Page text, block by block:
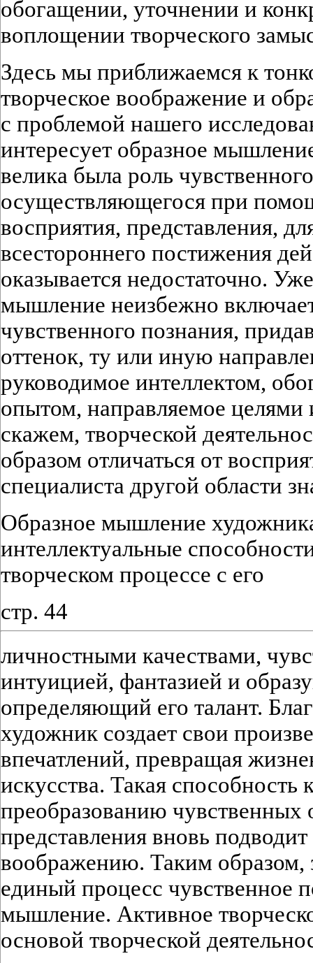
обогащении, уточнении и
воплощении творческого
Здесь мы приближаемся к
творческое воображение и
с проблемой нашего
интересует образное
велика была роль
осуществляющегося при
восприятия, представления,
всестороннего постижения
оказывается недостаточно.
мышление неизбежно
чувственного познания,
оттенок, ту или иную
руководимое интеллектом,
опытом, направляемое целями
скажем, творческой
образом отличаться от
специалиста другой области
Образное мышление
интеллектуальные
творческом процессе с его
стр. 44
личностными качествами,
интуицией, фантазией и
определяющий его талант.
художник создает свои
впечатлений, превращая
искусства. Такая
преобразованию чувственных
представления вновь
воображению. Таким образом,
единый процесс чувственное
мышление. Активное
основой творческой